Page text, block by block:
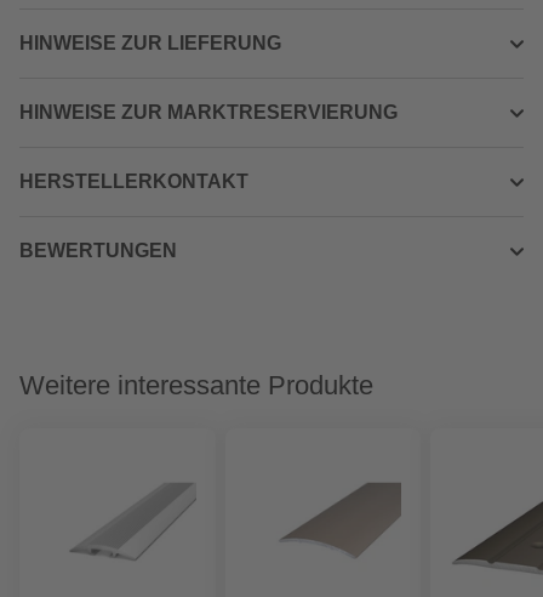
HINWEISE ZUR LIEFERUNG
HINWEISE ZUR MARKTRESERVIERUNG
HERSTELLERKONTAKT
BEWERTUNGEN
Weitere interessante Produkte